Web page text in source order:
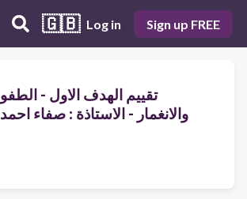
🇬🇧 Log in Sign up FREE
تقييم الهدف الاول - الطفو
والانغمار - الاستاذة : صفاء احمد